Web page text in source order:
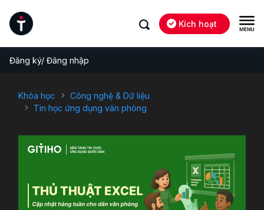
Kích hoạt
Đăng ký/ Đăng nhập
Khóa học
Công nghệ & Dữ liệu
Tin học ứng dụng văn phòng